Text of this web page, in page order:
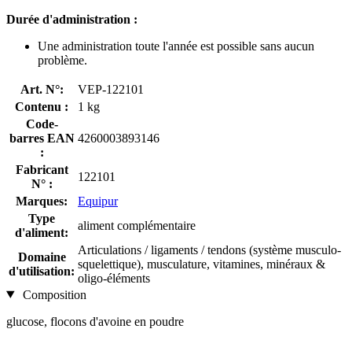
Durée d'administration :
Une administration toute l'année est possible sans aucun
problème.
Art. N°:
VEP-122101
Contenu :
1 kg
Code-
barres EAN
:
4260003893146
Fabricant
N° :
122101
Marques:
Equipur
Type
d'aliment:
aliment complémentaire
Domaine
d'utilisation:
Articulations / ligaments / tendons (système musculo-
squelettique), musculature, vitamines, minéraux &
oligo-éléments
Composition
glucose, flocons d'avoine en poudre